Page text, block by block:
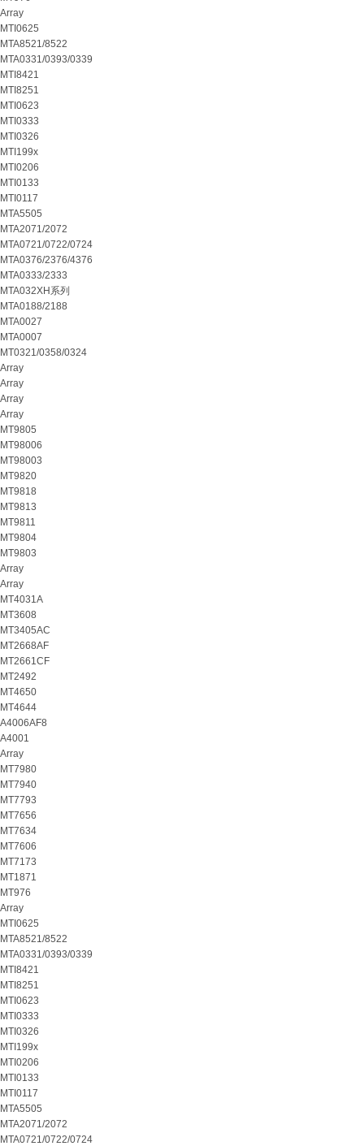
Array
MTI0625
MTA8521/8522
MTA0331/0393/0339
MTI8421
MTI8251
MTI0623
MTI0333
MTI0326
MTI199x
MTI0206
MTI0133
MTI0117
MTA5505
MTA2071/2072
MTA0721/0722/0724
MTA0376/2376/4376
MTA0333/2333
MTA032XH系列
MTA0188/2188
MTA0027
MTA0007
MT0321/0358/0324
Array
Array
Array
Array
MT9805
MT98006
MT98003
MT9820
MT9818
MT9813
MT9811
MT9804
MT9803
Array
Array
MT4031A
MT3608
MT3405AC
MT2668AF
MT2661CF
MT2492
MT4650
MT4644
A4006AF8
A4001
Array
MT7980
MT7940
MT7793
MT7656
MT7634
MT7606
MT7173
MT1871
MT976
Array
MTI0625
MTA8521/8522
MTA0331/0393/0339
MTI8421
MTI8251
MTI0623
MTI0333
MTI0326
MTI199x
MTI0206
MTI0133
MTI0117
MTA5505
MTA2071/2072
MTA0721/0722/0724